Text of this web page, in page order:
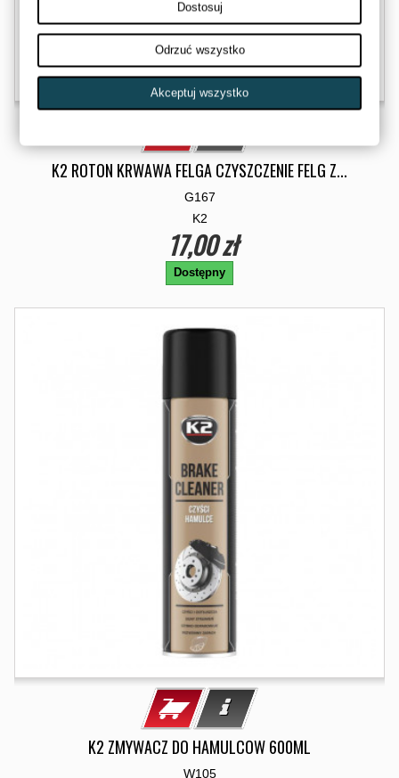
K2 ROTON KRWAWA FELGA CZYSZCZENIE FELG Z...
G167
K2
17,00 zł
Dostępny
K2 ZMYWACZ DO HAMULCOW 600ML
W105
Dostosuj
Odrzuć wszystko
Akceptuj wszystko